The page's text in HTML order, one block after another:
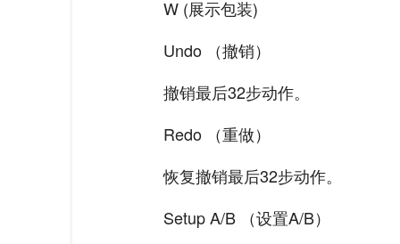
W (展示包装)
Undo （撤销）
撤销最后32步动作。
Redo （重做）
恢复撤销最后32步动作。
Setup A/B （设置A/B）